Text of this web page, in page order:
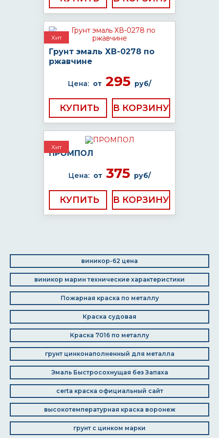
Хит
Грунт эмаль ХВ-0278 по
ржавчине
Цена: от 295 руб/
КУПИТЬ
Хит
ПРОМПОЛ
Цена: от 375 руб/
КУПИТЬ
виникор-62 цена
виникор марин технические характеристики
Пожарная краска по металлу
Краска судовая
Краска 7016 по металлу
грунт цинконаполненный для металла
Эмаль Быстросохнущая без Запаха
certa краска официальный сайт
высокотемпературная краска воронеж
грунт с цинком марки